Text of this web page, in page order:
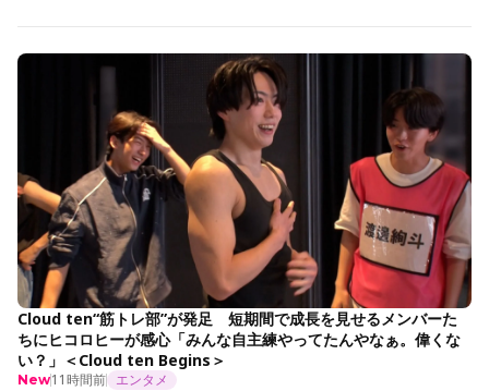
Cloud ten“筋トレ部”が発足 短期間で成長を見せるメンバーた
ちにヒコロヒーが感心「みんな自主練やってたんやなぁ。偉くな
い？」＜Cloud ten Begins＞
New11時間前 エンタメ